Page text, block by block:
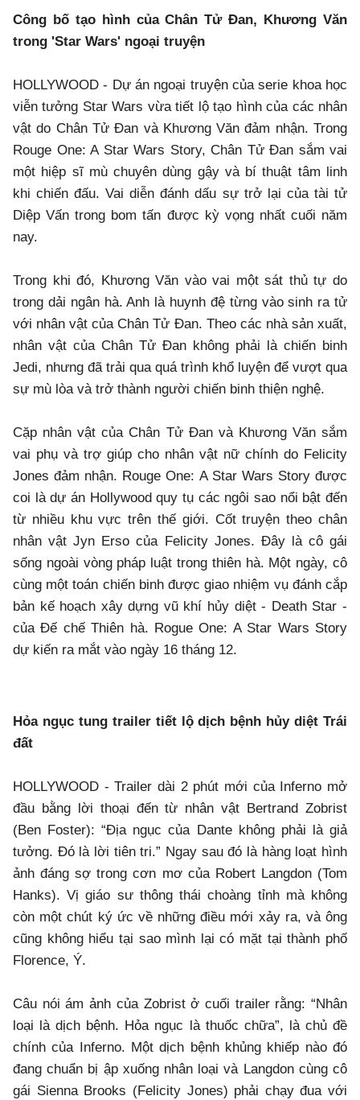
Công bố tạo hình của Chân Tử Đan, Khương Văn
trong 'Star Wars' ngoại truyện
HOLLYWOOD - Dự án ngoại truyện của serie khoa học
viễn tưởng Star Wars vừa tiết lộ tạo hình của các nhân
vật do Chân Tử Đan và Khương Văn đảm nhận. Trong
Rouge One: A Star Wars Story, Chân Tử Đan sắm vai
một hiệp sĩ mù chuyên dùng gậy và bí thuật tâm linh
khi chiến đấu. Vai diễn đánh dấu sự trở lại của tài tử
Diệp Vấn trong bom tấn được kỳ vọng nhất cuối năm
nay.
Trong khi đó, Khương Văn vào vai một sát thủ tự do
trong dải ngân hà. Anh là huynh đệ từng vào sinh ra tử
với nhân vật của Chân Tử Đan. Theo các nhà sản xuất,
nhân vật của Chân Tử Đan không phải là chiến binh
Jedi, nhưng đã trải qua quá trình khổ luyện để vượt qua
sự mù lòa và trở thành người chiến binh thiện nghệ.
Cặp nhân vật của Chân Tử Đan và Khương Văn sắm
vai phụ và trợ giúp cho nhân vật nữ chính do Felicity
Jones đảm nhận. Rouge One: A Star Wars Story được
coi là dự án Hollywood quy tụ các ngôi sao nổi bật đến
từ nhiều khu vực trên thế giới. Cốt truyện theo chân
nhân vật Jyn Erso của Felicity Jones. Đây là cô gái
sống ngoài vòng pháp luật trong thiên hà. Một ngày, cô
cùng một toán chiến binh được giao nhiệm vụ đánh cắp
bản kế hoạch xây dựng vũ khí hủy diệt - Death Star -
của Đế chế Thiên hà. Rogue One: A Star Wars Story
dự kiến ra mắt vào ngày 16 tháng 12.
Hỏa ngục tung trailer tiết lộ dịch bệnh hủy diệt Trái
đất
HOLLYWOOD - Trailer dài 2 phút mới của Inferno mở
đầu bằng lời thoại đến từ nhân vật Bertrand Zobrist
(Ben Foster): “Địa ngục của Dante không phải là giả
tưởng. Đó là lời tiên tri.” Ngay sau đó là hàng loạt hình
ảnh đáng sợ trong cơn mơ của Robert Langdon (Tom
Hanks). Vị giáo sư thông thái choàng tỉnh mà không
còn một chút ký ức về những điều mới xảy ra, và ông
cũng không hiểu tại sao mình lại có mặt tại thành phố
Florence, Ý.
Câu nói ám ảnh của Zobrist ở cuối trailer rằng: “Nhân
loại là dịch bệnh. Hỏa ngục là thuốc chữa”, là chủ đề
chính của Inferno. Một dịch bệnh khủng khiếp nào đó
đang chuẩn bị ập xuống nhân loại và Langdon cùng cô
gái Sienna Brooks (Felicity Jones) phải chạy đua với